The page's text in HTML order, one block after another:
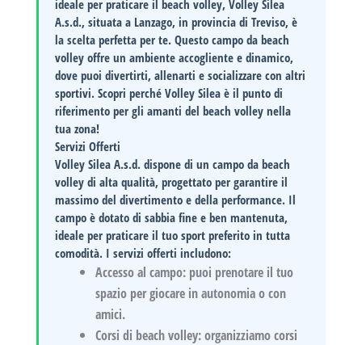
ideale per praticare il beach volley,Volley Silea
A.s.d., situata a Lanzago, in provincia di Treviso, è
la scelta perfetta per te. Questo campo da beach
volley offre un ambiente accogliente e dinamico,
dove puoi divertirti, allenarti e socializzare con altri
sportivi. Scopri perché Volley Silea è il punto di
riferimento per gli amanti del beach volley nella
tua zona!
Servizi Offerti
Volley Silea A.s.d. dispone di un campo da beach
volley di alta qualità, progettato per garantire il
massimo del divertimento e della performance. Il
campo è dotato di sabbia fine e ben mantenuta,
ideale per praticare il tuo sport preferito in tutta
comodità. I servizi offerti includono:
Accesso al campo:puoi prenotare il tuo
spazio per giocare in autonomia o con
amici.
Corsi di beach volley:organizziamo corsi